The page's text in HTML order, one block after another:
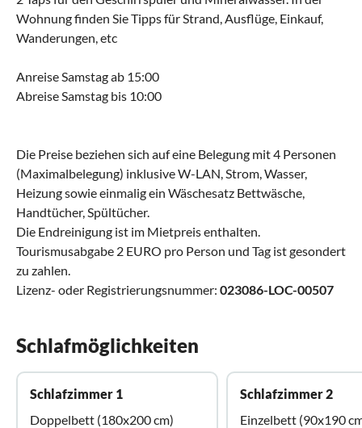
Wohnung finden Sie Tipps für Strand, Ausflüge, Einkauf,
Wanderungen, etc
Anreise Samstag ab 15:00
Abreise Samstag bis 10:00
Die Preise beziehen sich auf eine Belegung mit 4 Personen
(Maximalbelegung) inklusive W-LAN, Strom, Wasser,
Heizung sowie einmalig ein Wäschesatz Bettwäsche,
Handtücher, Spültücher.
Die Endreinigung ist im Mietpreis enthalten.
Tourismusabgabe 2 EURO pro Person und Tag ist gesondert
zu zahlen.
Lizenz- oder Registrierungsnummer: 023086-LOC-00507
Schlafmöglichkeiten
Schlafzimmer 1
Doppelbett (180x200 cm)
Schlafzimmer 2
Einzelbett (90x190